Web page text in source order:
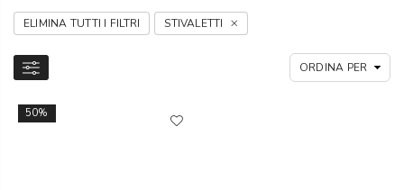
ELIMINA TUTTI I FILTRI STIVALETTI
50%